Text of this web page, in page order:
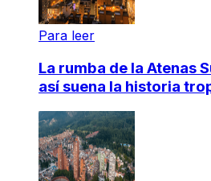
Para leer
La rumba de la Atenas
así suena la historia